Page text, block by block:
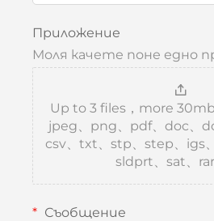
Приложение
Моля качете поне едно
Up to 3 files，more
jpeg、png、pdf、doc、
csv、txt、stp、step、igs
sldprt、sat、
Съобщение